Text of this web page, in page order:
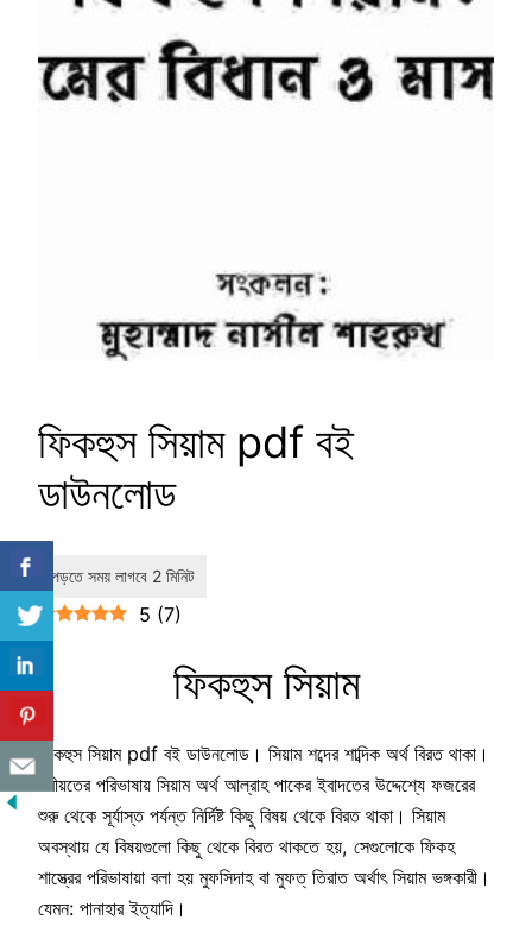
ফিকহুস সিয়াম pdf বই
ডাউনলোড
5 (7)
ফিকহুস সিয়াম
ফিকহুস সিয়াম pdf বই ডাউনলোড। সিয়াম শব্দের শাব্দিক অর্থ বিরত থাকা।
শরীয়তের পরিভাষায় সিয়াম অর্থ আল্রাহ পাকের ইবাদতের উদ্দেশ্যে ফজরের
শুরু থেকে সূর্যাস্ত পর্যন্ত নির্দিষ্ট কিছু বিষয় থেকে বিরত থাকা। সিয়াম
অবস্থায় যে বিষয়গুলো কিছু থেকে বিরত থাকতে হয়, সেগুলোকে ফিকহ
শাস্ত্রের পরিভাষায়া বলা হয় মুফসিদাহ বা মুফত্ তিরাত অর্থাৎ সিয়াম ভঙ্গকারী।
যেমন: পানাহার ইত্যাদি।